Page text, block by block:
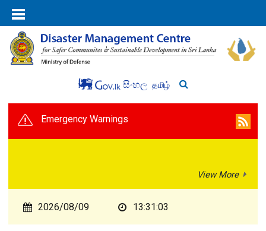
සිංහල தமிழ்
Emergency Warnings
View More
2026/08/09 13:31:04